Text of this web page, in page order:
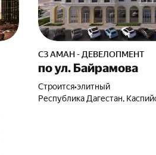
СЗ АМАН - ДЕВЕЛОПМЕНТ
по ул. Байрамова
Строится•элитный
Республика Дагестан,